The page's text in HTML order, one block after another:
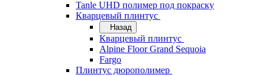
Tanle UHD полимер под покраску
Кварцевый плинтус
Назад
Кварцевый плинтус
Alpine Floor Grand Sequoia
Fargo
Плинтус дюрополимер